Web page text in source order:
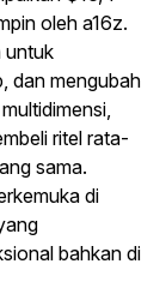
oleh a16z.
untuk
dan mengubah
ritel rata-
sama.
di
bahkan di